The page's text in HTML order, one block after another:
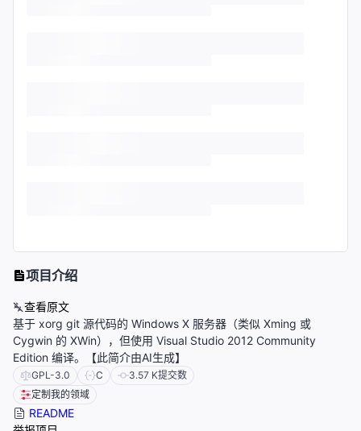
项目介绍
查看原文
基于 xorg git 源代码的 Windows X 服务器（类似 Xming 或
Cygwin 的 XWin），但使用 Visual Studio 2012 Community
Edition 编译。【此简介由AI生成】
GPL-3.0 C 3.57 K提交数
定制我的领域
README